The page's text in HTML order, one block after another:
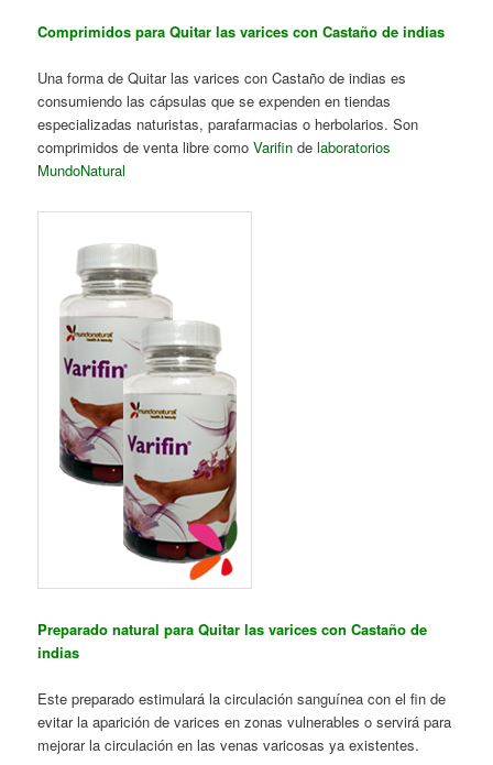
Comprimidos para Quitar las varices con Castaño de indias
Una forma de Quitar las varices con Castaño de indias es
consumiendo las cápsulas que se expenden en tiendas
especializadas naturistas, parafarmacias o herbolarios. Son
comprimidos de venta libre comoVarifin de laboratorios
MundoNatural
Preparado natural para Quitar las varices con Castaño de
indias
Este preparado estimulará la circulación sanguínea con el fin de
evitar la aparición de varices en zonas vulnerables o servirá para
mejorar la circulación en las venas varicosas ya existentes.